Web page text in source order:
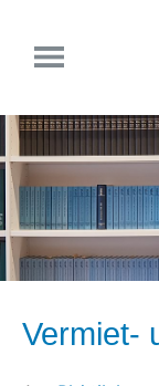
Vermiet-